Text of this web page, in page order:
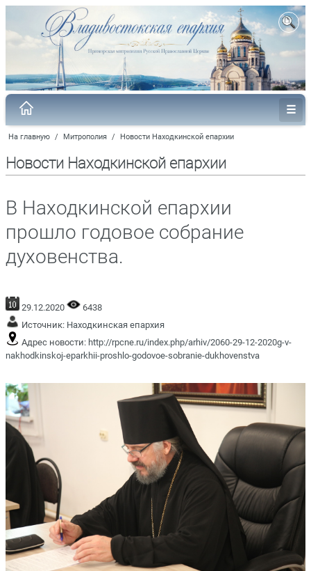
На главную / Митрополия / Новости Находкинской епархии
Новости Находкинской епархии
В Находкинской епархии
прошло годовое собрание
духовенства.
29.12.2020
6438
Источник: Находкинская епархия
Адрес новости: http://rpcne.ru/index.php/arhiv/2060-29-12-2020g-v-
nakhodkinskoj-eparkhii-proshlo-godovoe-sobranie-dukhovenstva